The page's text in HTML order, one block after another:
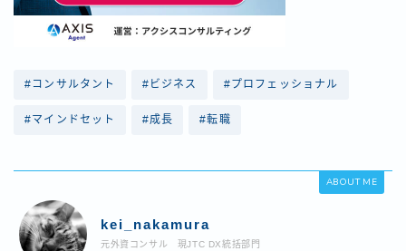
#コンサルタント #ビジネス #プロフェッショナル
#マインドセット #成長 #転職
ABOUT ME
kei_nakamura
元外資コンサル 現JTC DX統括部門